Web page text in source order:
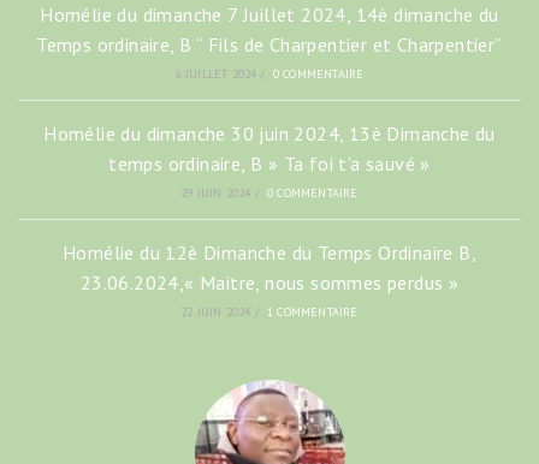
Homélie du dimanche 7 Juillet 2024, 14è dimanche du
Temps ordinaire, B “ Fils de Charpentier et Charpentier”
6 JUILLET 2024 / 0 COMMENTAIRE
Homélie du dimanche 30 juin 2024, 13è Dimanche du
temps ordinaire, B » Ta foi t’a sauvé »
29 JUIN 2024 / 0 COMMENTAIRE
Homélie du 12è Dimanche du Temps Ordinaire B,
23.06.2024,« Maitre, nous sommes perdus »
22 JUIN 2024 / 1 COMMENTAIRE